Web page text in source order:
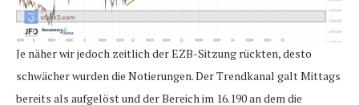
Je näher wir jedoch zeitlich der EZB-Sitzung rückten, desto
schwächer wurden die Notierungen. Der Trendkanal galt Mittags
bereits als aufgelöst und der Bereich im 16.190 an dem die